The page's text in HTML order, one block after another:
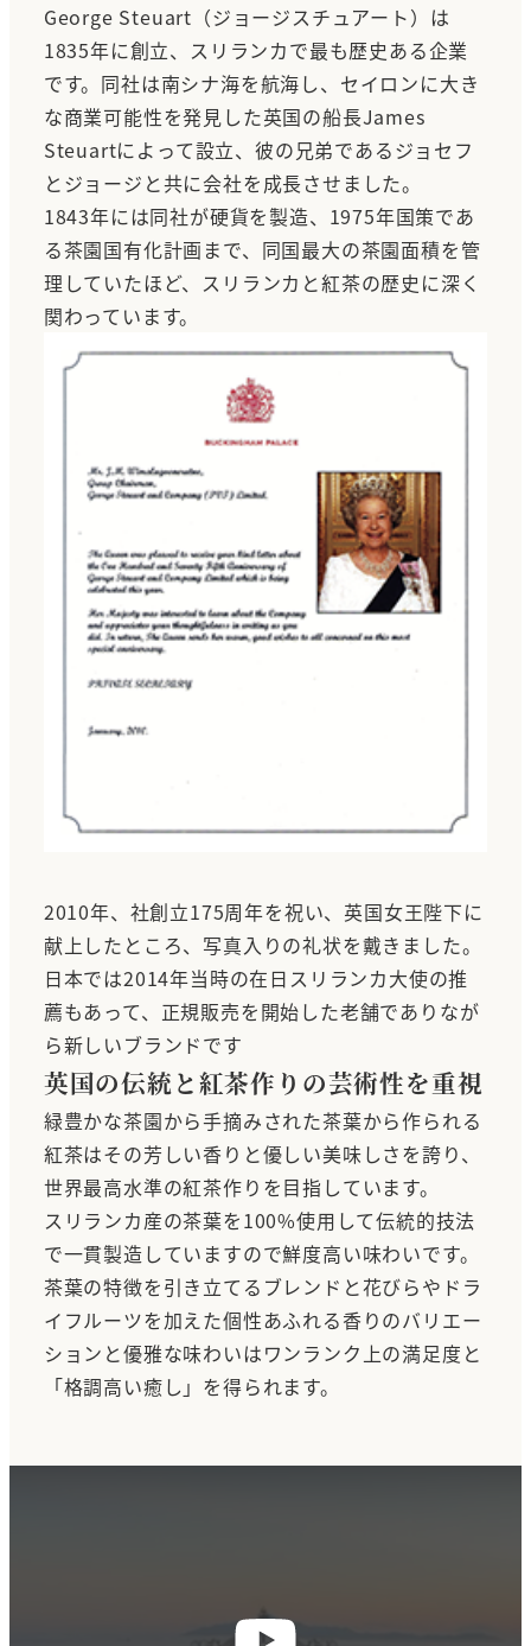
George Steuart（ジョージスチュアート）は
1835年に創立、スリランカで最も歴史ある企業
です。同社は南シナ海を航海し、セイロンに大き
な商業可能性を発見した英国の船長James
Steuartによって設立、彼の兄弟であるジョセフ
とジョージと共に会社を成長させました。
1843年には同社が硬貨を製造、1975年国策であ
る茶園国有化計画まで、同国最大の茶園面積を管
理していたほど、スリランカと紅茶の歴史に深く
関わっています。
2010年、社創立175周年を祝い、英国女王陛下に
献上したところ、写真入りの礼状を戴きました。
日本では2014年当時の在日スリランカ大使の推
薦もあって、正規販売を開始した老舗でありなが
ら新しいブランドです
英国の伝統と紅茶作りの芸術性を重視
緑豊かな茶園から手摘みされた茶葉から作られる
紅茶はその芳しい香りと優しい美味しさを誇り、
世界最高水準の紅茶作りを目指しています。
スリランカ産の茶葉を100%使用して伝統的技法
で一貫製造していますので鮮度高い味わいです。
茶葉の特徴を引き立てるブレンドと花びらやドラ
イフルーツを加えた個性あふれる香りのバリエー
ションと優雅な味わいはワンランク上の満足度と
「格調高い癒し」を得られます。